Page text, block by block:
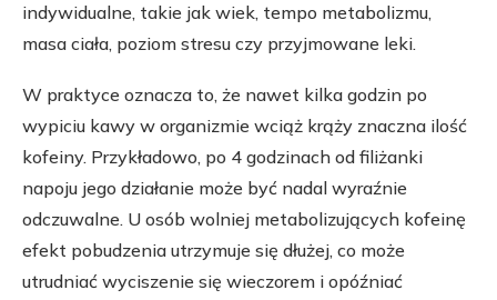
indywidualne, takie jak wiek, tempo metabolizmu,
masa ciała, poziom stresu czy przyjmowane leki.
W praktyce oznacza to, że nawet kilka godzin po
wypiciu kawy w organizmie wciąż krąży znaczna ilość
kofeiny. Przykładowo, po 4 godzinach od filiżanki
napoju jego działanie może być nadal wyraźnie
odczuwalne. U osób wolniej metabolizujących kofeinę
efekt pobudzenia utrzymuje się dłużej, co może
utrudniać wyciszenie się wieczorem i opóźniać